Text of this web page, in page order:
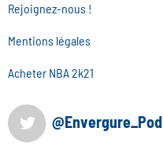
Rejoignez-nous !
Mentions légales
Acheter NBA 2k21
@Envergure_Pod